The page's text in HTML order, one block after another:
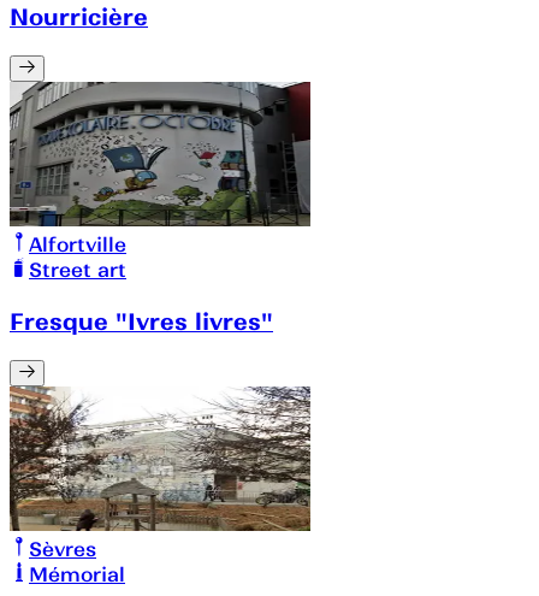
Nourricière
Alfortville
Street art
Fresque "Ivres livres"
Sèvres
Mémorial